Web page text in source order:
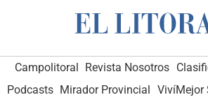
Campolitoral Revista Nosotros
Podcasts Mirador Provincial VivíMejor